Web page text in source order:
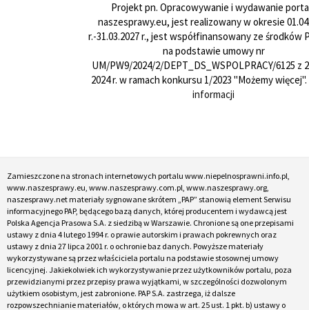
Projekt pn. Opracowywanie i wydawanie
naszesprawy.eu, jest realizowany w okresie
r.-31.03.2027 r., jest współfinansowany ze środków
na podstawie umowy nr
UM/PW9/2024/2/DEPT_DS_WSPOLPRACY/6125 z
2024 r. w ramach konkursu 1/2023 "Możemy więcej".
informacji
Zamieszczone na stronach internetowych portalu www.niepelnosprawni.info.pl,
www.naszesprawy.eu, www.naszesprawy.com.pl, www.naszesprawy.org,
naszesprawy.net materiały sygnowane skrótem „PAP” stanowią element Serwisu
informacyjnego PAP, będącego bazą danych, której producentem i wydawcą jest
Polska Agencja Prasowa S.A. z siedzibą w Warszawie. Chronione są one przepisami
ustawy z dnia 4 lutego 1994 r. o prawie autorskim i prawach pokrewnych oraz
ustawy z dnia 27 lipca 2001 r. o ochronie baz danych. Powyższe materiały
wykorzystywane są przez właściciela portalu na podstawie stosownej umowy
licencyjnej. Jakiekolwiek ich wykorzystywanie przez użytkowników portalu, poza
przewidzianymi przez przepisy prawa wyjątkami, w szczególności dozwolonym
użytkiem osobistym, jest zabronione. PAP S.A. zastrzega, iż dalsze
rozpowszechnianie materiałów, o których mowa w art. 25 ust. 1 pkt. b) ustawy o